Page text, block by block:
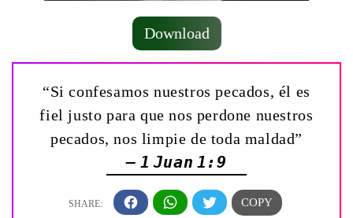
Download
“Si confesamos nuestros pecados, él es
fiel justo para que nos perdone nuestros
pecados, nos limpie de toda maldad”
— 1 Juan 1:9